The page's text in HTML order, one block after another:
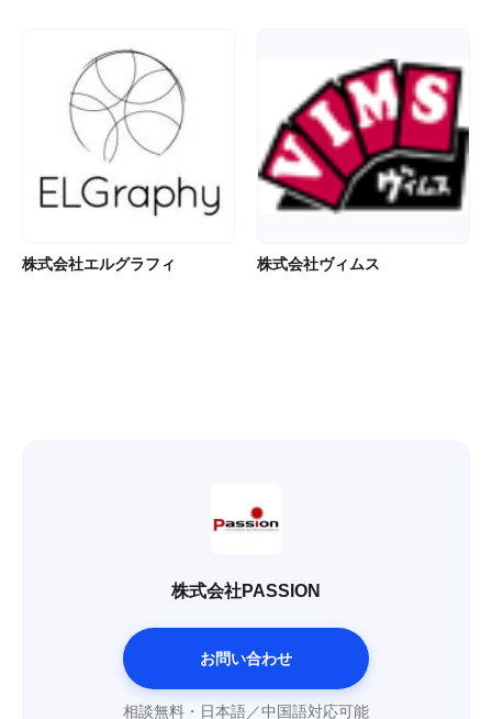
株式会社エルグラフィ 株式会社ヴィムス
株式会社PASSION
お問い合わせ
相談無料・日本語／中国語対応可能